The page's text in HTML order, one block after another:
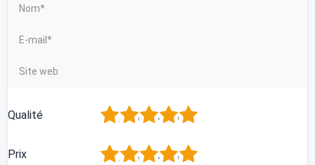
Qualité 5
4
3
2
Prix 5
4
3
2